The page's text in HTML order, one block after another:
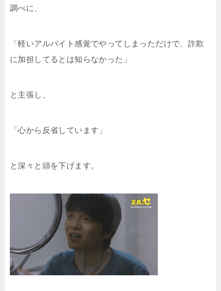
調べに、
「軽いアルバイト感覚でやってしまっただけで、詐欺
に加担してるとは知らなかった」
と主張し、
「心から反省しています」
と深々と頭を下げます。